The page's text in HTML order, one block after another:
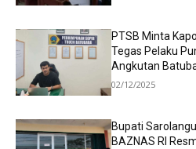
PTSB Minta
Tegas Pelaku
Angkutan
02/12/2025
Bupati
BAZNAS RI